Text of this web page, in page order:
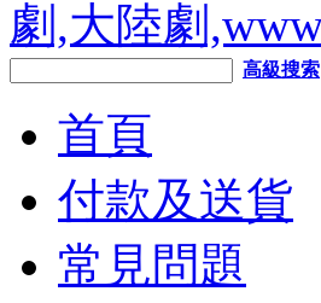
高級搜索
首頁
付款及送貨
常見問題